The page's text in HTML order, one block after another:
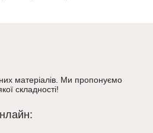
матеріалів. Ми пропонуємо
складності!